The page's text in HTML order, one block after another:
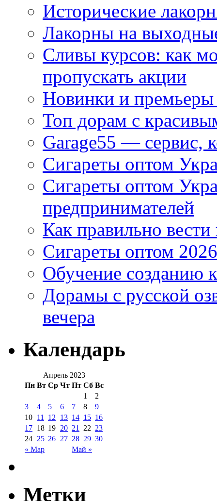
Исторические
Лакорны на
Сливы курсов: как
пропускать акции
Новинки и
Топ дорам с
Garage55 — сервис,
Сигареты оптом
Сигареты оптом
предпринимателей
Как правильно
Сигареты оптом
Обучение созданию
Дорамы с русской
вечера
Календарь
Апрель 2023
Пн Вт Ср Чт Пт Сб Вс
« Мар Май »
1
2
3
4 5 6 7 8
9
10 11 12 13 14 15 16
17 18 19 20 21 22 23
24 25 26 27 28 29 30
Метки